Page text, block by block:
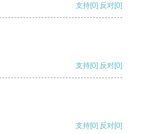
支持[0] 反对[0]
支持[0] 反对[0]
支持[0] 反对[0]